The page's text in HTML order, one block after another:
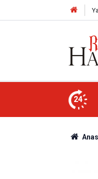
24
mahvolmasını